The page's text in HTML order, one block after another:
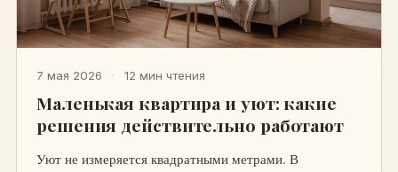
7 мая 2026 · 12 мин чтения
Маленькая квартира и уют: какие
решения действительно работают
Уют не измеряется квадратными метрами. В